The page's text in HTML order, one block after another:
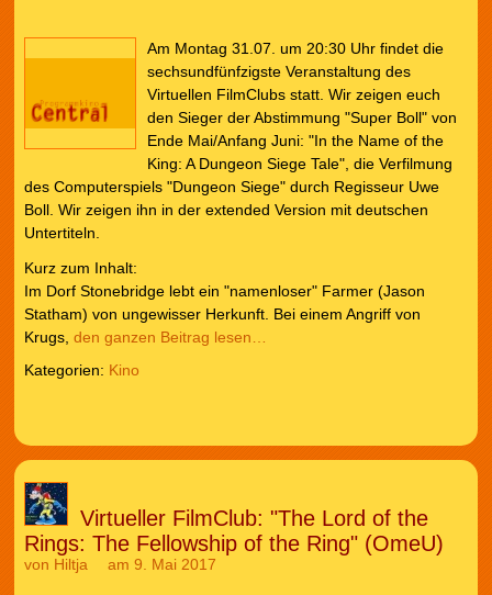
Am Montag 31.07. um 20:30 Uhr findet die
sechsundfünfzigste Veranstaltung des
Virtuellen FilmClubs statt. Wir zeigen euch
den Sieger der Abstimmung "Super Boll" von
Ende Mai/Anfang Juni: "In the Name of the
King: A Dungeon Siege Tale", die Verfilmung
des Computerspiels "Dungeon Siege" durch Regisseur Uwe
Boll. Wir zeigen ihn in der extended Version mit deutschen
Untertiteln.
Kurz zum Inhalt:
Im Dorf Stonebridge lebt ein "namenloser" Farmer (Jason
Statham) von ungewisser Herkunft. Bei einem Angriff von
Krugs, den ganzen Beitrag lesen…
Kategorien: Kino
Virtueller FilmClub: "The Lord of the
Rings: The Fellowship of the Ring" (OmeU)
von Hiltja am 9. Mai 2017